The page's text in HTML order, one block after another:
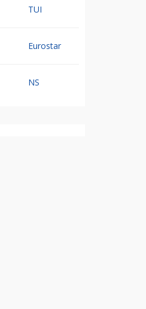
TUI
Eurostar
NS